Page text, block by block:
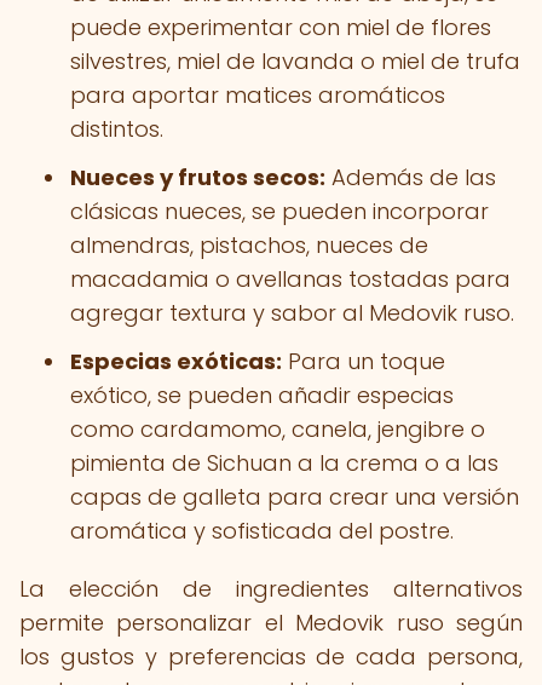
puede experimentar con miel de flores
silvestres, miel de lavanda o miel de trufa
para aportar matices aromáticos
distintos.
Nueces y frutos secos: Además de las
clásicas nueces, se pueden incorporar
almendras, pistachos, nueces de
macadamia o avellanas tostadas para
agregar textura y sabor al Medovik ruso.
Especias exóticas: Para un toque
exótico, se pueden añadir especias
como cardamomo, canela, jengibre o
pimienta de Sichuan a la crema o a las
capas de galleta para crear una versión
aromática y sofisticada del postre.
La elección de ingredientes alternativos
permite personalizar el Medovik ruso según
los gustos y preferencias de cada persona,